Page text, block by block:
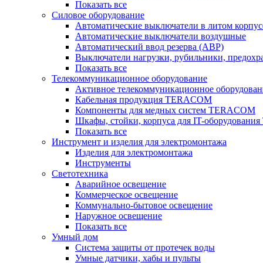
Показать все
Силовое оборудование
Автоматические выключатели в литом
Автоматические выключатели воздушные
Автоматический ввод резерва (АВР)
Выключатели нагрузки, рубильники,
Показать все
Телекоммуникационное оборудование
Активное телекоммуникационное
Кабельная продукция TERACOM
Компоненты для медных систем TERACOM
Шкафы, стойки, корпуса для IT-
Показать все
Инструмент и изделия для электромонтажа
Изделия для электромонтажа
Инструменты
Светотехника
Аварийное освещение
Коммерческое освещение
Коммунально-бытовое освещение
Наружное освещение
Показать все
Умный дом
Система защиты от протечек воды
Умные датчики, хабы и пульты